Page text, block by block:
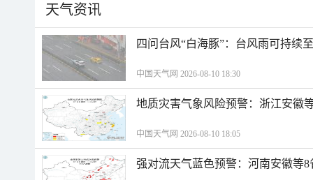
天气资讯
四问台风“白海豚”：台风雨可持续
中国天气网 2026-08-10 18:30
地质灾害气象风险预警：浙江安徽
中国天气网 2026-08-10 18:05
强对流天气蓝色预警：河南安徽等